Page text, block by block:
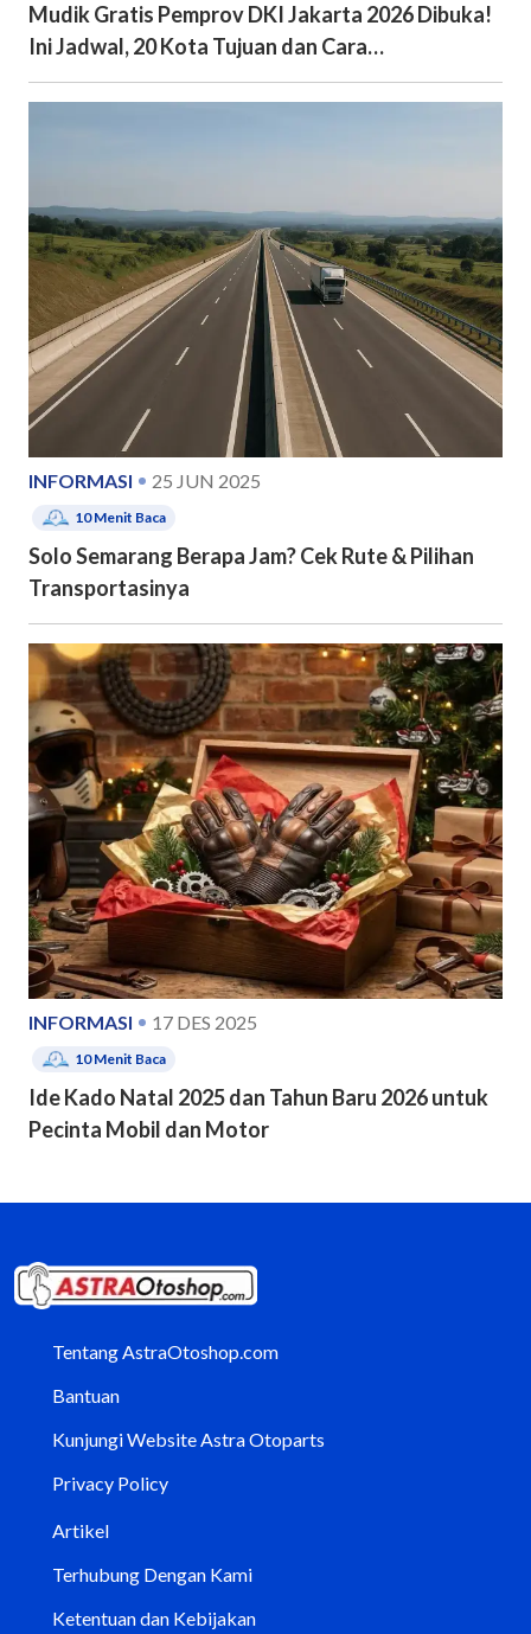
Mudik Gratis Pemprov DKI Jakarta 2026 Dibuka!
Ini Jadwal, 20 Kota Tujuan dan Cara
Pendaftarannya
INFORMASI 25 JUN 2025
10Menit Baca
Solo Semarang Berapa Jam? Cek Rute & Pilihan
Transportasinya
INFORMASI 17 DES 2025
10Menit Baca
Ide Kado Natal 2025 dan Tahun Baru 2026 untuk
Pecinta Mobil dan Motor
Tentang AstraOtoshop.com
Bantuan
Kunjungi Website Astra Otoparts
Privacy Policy
Artikel
Terhubung Dengan Kami
Ketentuan dan Kebijakan